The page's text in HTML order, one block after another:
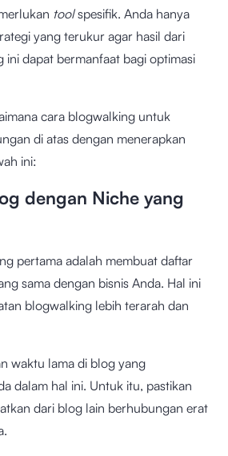
toolspesifik. Anda hanya
yang terukur agar hasil dari
dapat bermanfaat bagi optimasi
cara blogwalking untuk
di atas dengan menerapkan
ini:
dengan Niche yang
pertama adalah membuat daftar
sama dengan bisnis Anda. Hal ini
blogwalking lebih terarah dan
waktu lama di blog yang
dalam hal ini. Untuk itu, pastikan
dari blog lain berhubungan erat